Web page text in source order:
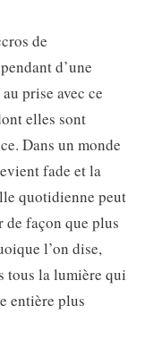
de
d’une
prise avec ce
elles sont
Dans un monde
fade et la
quotidienne peut
façon que plus
l’on dise,
tous la lumière qui
entière plus